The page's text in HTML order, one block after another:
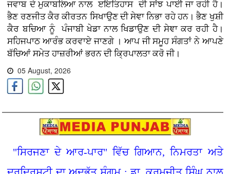
ਜਵਾਬ ਦੇ ਮੁਕਾਬਲਿਆ ਨਾਲ ੲਇਤਿਹਾਸ ਦੀ ਸਾਂਝ ਪਾਈ ਜਾ ਰਹੀ ਹੈ।
ਭੈਣ ਰਣਜੀਤ ਕੈਰ ਕੀਰਤਨ ਸਿਖਾਉਣ ਦੀ ਸੇਞਾ ਨਿਭਾ ਰਹੇ ਹਨ। ਭੈਣ ਖੁਸ਼ੀ
ਕੈਰ ਬਚਿਆ ਨੂੰ ਪੰਜਾਬੀ ਖੇਡਾ ਨਾਲ ਖਿਡਾਉਣ ਦੀ ਸੇਞਾ ਕਰ ਰਹੀ ਹੈ।
ਸਹਿਜਪਾਠ ਆਰੰਭ ਕਰਵਾਏ ਜਾਣਗੇ । ਆਪ ਜੀ ਸਮੂਹ ਸੰਗਤਾਂ ਨੇ ਆਪਣੇ
ਬੱਚਿਆਂ ਸਮੇਤ ਹਾਜ਼ਰੀਆਂ ਭਰਨ ਦੀ ਕ੍ਰਿਪਾਲਤਾ ਕਰੋ ਜੀ।
05 August, 2026
"ਸਿਰਜਣਾ ਦੇ ਆਰ-ਪਾਰ" ਵਿੱਚ ਗਿਆਨ, ਨਿਮਰਤਾ ਅਤੇ